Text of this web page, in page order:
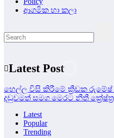
ආගමික හා කලා
Latest Post
හෙල්ල විසි කිරීමේ ක්‍රීඩක
දඩුවමත් සමග මෙරට නීතී
Latest
Popular
Trending